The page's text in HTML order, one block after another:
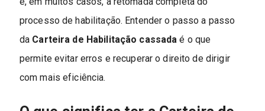
processo de habilitação. Entender o passo a passo
da Carteira de Habilitação cassada é o que
permite evitar erros e recuperar o direito de dirigir
com mais eficiência.